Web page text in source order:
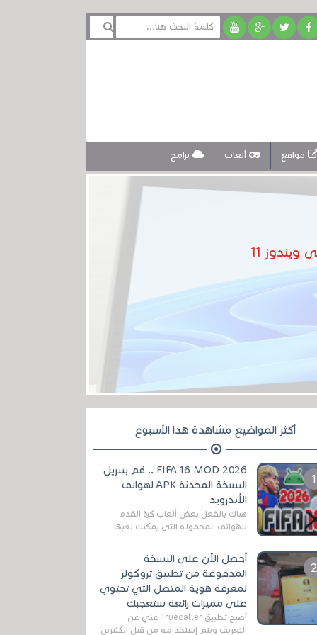
مواقع ألعاب برامج
11
أكثر المواضيع مشاهدة هذا الأسبوع
FIFA 16 MOD 2026 .. قم بتنزيل
النسخة المحدثة APK لهواتف
الأندرويد
هناك بالفعل بعض ألعاب كرة القدم
للهواتف المحمولة التي يمكنك لعبها
مثل EA Sports ...
أحصل الآن على النسخة
المدفوعة من تطبيق تروكولر
لمعرفة هوية المتصل التي تحتوي
على مميزات رائعة ستعجبك
أصبح تطبيق Truecaller غني عن
التعريف ويتم إستخدامه من قبل الكثيرين